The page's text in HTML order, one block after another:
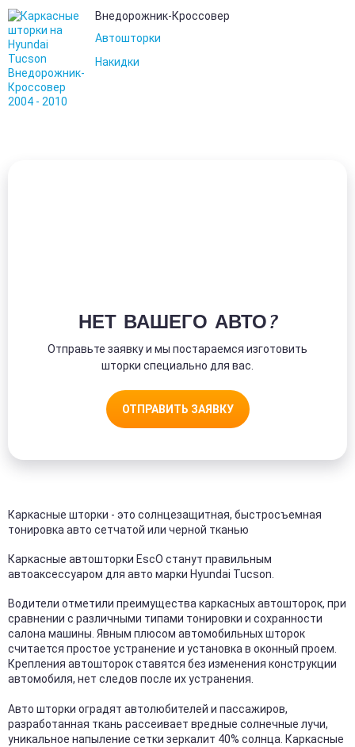
Внедорожник-Кроссовер
Автошторки
Накидки
НЕТ ВАШЕГО АВТО?
Отправьте заявку и мы постараемся изготовить
шторки специально для вас.
ОТПРАВИТЬ ЗАЯВКУ
Каркасные шторки - это солнцезащитная, быстросъемная
тонировка авто сетчатой или черной тканью
Каркасные автошторки EscO станут правильным
автоаксессуаром для авто марки Hyundai Tucson.
Водители отметили преимущества каркасных автошторок, при
сравнении с различными типами тонировки и сохранности
салона машины. Явным плюсом автомобильных шторок
считается простое устранение и установка в оконный проем.
Крепления автошторок ставятся без изменения конструкции
автомобиля, нет следов после их устранения.
Авто шторки оградят автолюбителей и пассажиров,
разработанная ткань рассеивает вредные солнечные лучи,
уникальное напыление сетки зеркалит 40% солнца. Каркасные